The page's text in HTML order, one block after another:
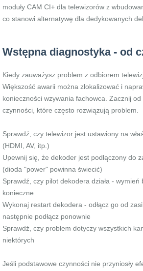
moduły CAM CI+ dla telewizorów z
co stanowi alternatywę dla dedykowanych
Wstępna diagnostyka - od
Kiedy zauważysz problem z odbiorem
Większość awarii można zlokalizować i
konieczności wzywania fachowca. Zacznij
czynności, które często rozwiązują problem.
Sprawdź, czy telewizor jest ustawiony na
(HDMI, AV, itp.)
Upewnij się, że dekoder jest podłączony do
(dioda "power" powinna świecić)
Sprawdź, czy pilot dekodera działa - wymień
konieczne
Wykonaj restart dekodera - odłącz go od
następnie podłącz ponownie
Sprawdź, czy problem dotyczy wszystkich
niektórych
Jeśli podstawowe czynności nie przyniosły